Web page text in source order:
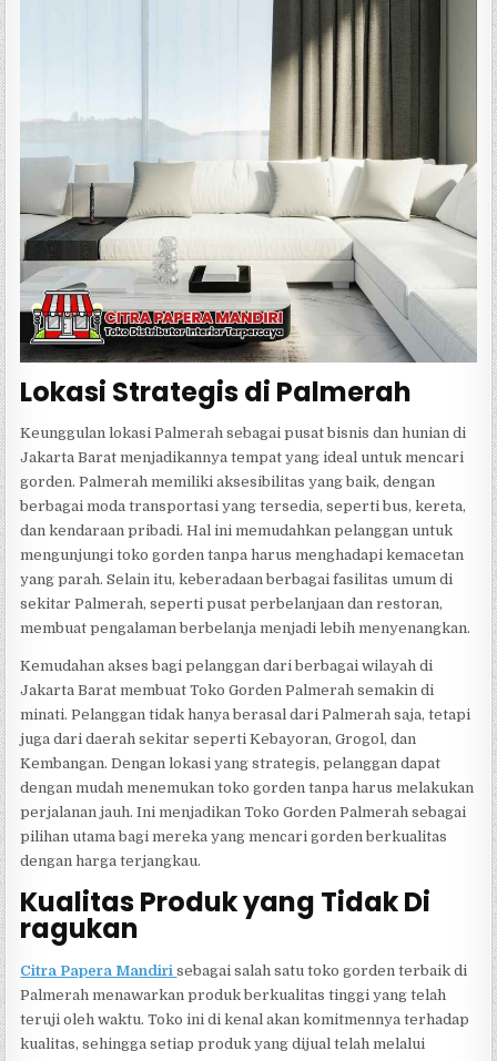
Lokasi Strategis di Palmerah
Keunggulan lokasi Palmerah sebagai pusat bisnis dan hunian di
Jakarta Barat menjadikannya tempat yang ideal untuk mencari
gorden. Palmerah memiliki aksesibilitas yang baik, dengan
berbagai moda transportasi yang tersedia, seperti bus, kereta,
dan kendaraan pribadi. Hal ini memudahkan pelanggan untuk
mengunjungi toko gorden tanpa harus menghadapi kemacetan
yang parah. Selain itu, keberadaan berbagai fasilitas umum di
sekitar Palmerah, seperti pusat perbelanjaan dan restoran,
membuat pengalaman berbelanja menjadi lebih menyenangkan.
Kemudahan akses bagi pelanggan dari berbagai wilayah di
Jakarta Barat membuat Toko Gorden Palmerah semakin di
minati. Pelanggan tidak hanya berasal dari Palmerah saja, tetapi
juga dari daerah sekitar seperti Kebayoran, Grogol, dan
Kembangan. Dengan lokasi yang strategis, pelanggan dapat
dengan mudah menemukan toko gorden tanpa harus melakukan
perjalanan jauh. Ini menjadikan Toko Gorden Palmerah sebagai
pilihan utama bagi mereka yang mencari gorden berkualitas
dengan harga terjangkau.
Kualitas Produk yang Tidak Di
ragukan
Citra Papera Mandirisebagai salah satu toko gorden terbaik di
Palmerah menawarkan produk berkualitas tinggi yang telah
teruji oleh waktu. Toko ini di kenal akan komitmennya terhadap
kualitas, sehingga setiap produk yang dijual telah melalui